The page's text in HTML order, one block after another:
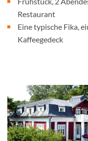
Restaurant
Eine typische Fika,
Kaffeegedeck